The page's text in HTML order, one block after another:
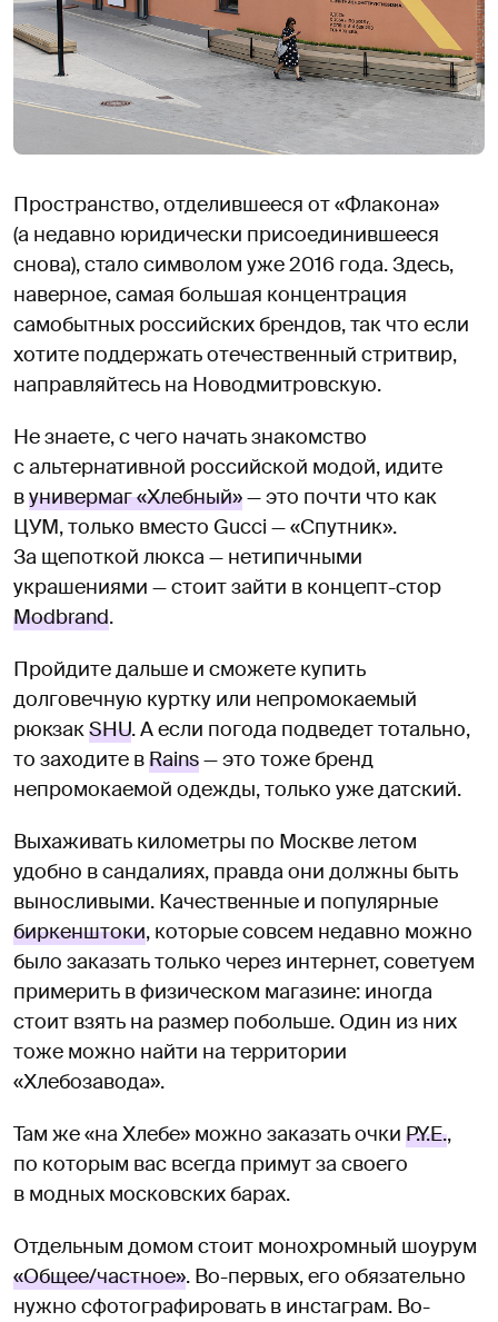
Пространство, отделившееся от «Флакона»
(а недавно юридически присоединившееся
снова), стало символом уже 2016 года. Здесь,
наверное, самая большая концентрация
самобытных российских брендов, так что если
хотите поддержать отечественный стритвир,
направляйтесь на Новодмитровскую.
Не знаете, с чего начать знакомство
с альтернативной российской модой, идите
вунивермаг «Хлебный»— это почти что как
ЦУМ, только вместо Gucci — «Спутник».
За щепоткой люкса — нетипичными
украшениями — стоит зайти в концепт-стор
Modbrand.
Пройдите дальше и сможете купить
долговечную куртку или непромокаемый
рюкзакSHU. А если погода подведет тотально,
то заходите вRains— это тоже бренд
непромокаемой одежды, только уже датский.
Выхаживать километры по Москве летом
удобно в сандалиях, правда они должны быть
выносливыми. Качественные и популярные
биркенштоки, которые совсем недавно можно
было заказать только через интернет, советуем
примерить в физическом магазине: иногда
стоит взять на размер побольше. Один из них
тоже можно найти на территории
«Хлебозавода».
Там же «на Хлебе» можно заказать очки P.Y.E.,
по которым вас всегда примут за своего
в модных московских барах.
Отдельным домом стоит монохромный шоурум
«Общее/частное». Во-первых, его обязательно
нужно сфотографировать в инстаграм. Во-